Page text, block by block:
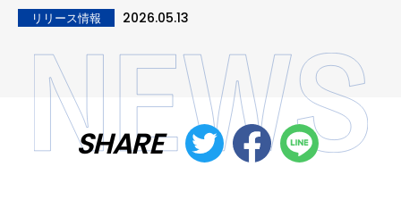
リリース情報 2026.05.13
SHARE